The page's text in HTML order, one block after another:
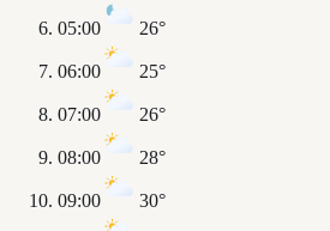
05:00 26°
06:00 25°
07:00 26°
08:00 28°
09:00 30°